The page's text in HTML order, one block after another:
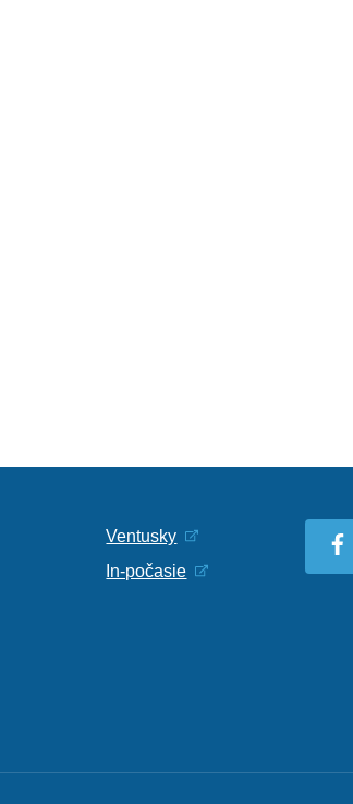
Ventusky
In-počasie